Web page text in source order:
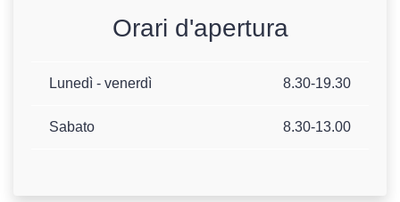
Orari d'apertura
Lunedì - venerdì 8.30-19.30
Sabato 8.30-13.00